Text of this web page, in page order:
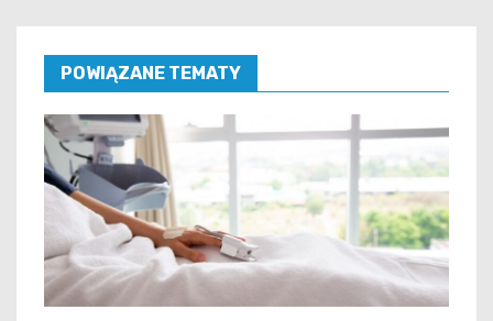
POWIĄZANE TEMATY